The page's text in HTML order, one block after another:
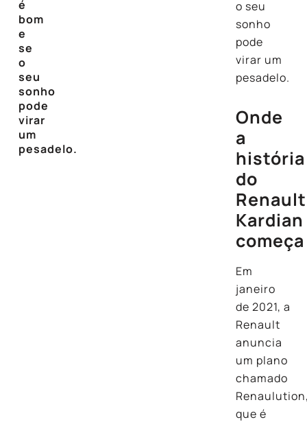
é
bom
e
se
o
seu
sonho
pode
virar
um
pesadelo.
o seu
sonho
pode
virar um
pesadelo.
Onde
a
história
do
Renault
Kardian
começa
Em
janeiro
de 2021, a
Renault
anuncia
um plano
chamado
que é